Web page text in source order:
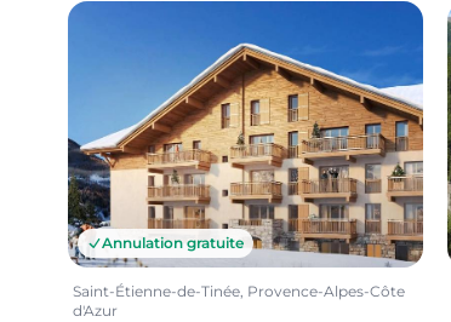
Annulation gratuite
Saint-Étienne-de-Tinée, Provence-Alpes-Côte
d'Azur